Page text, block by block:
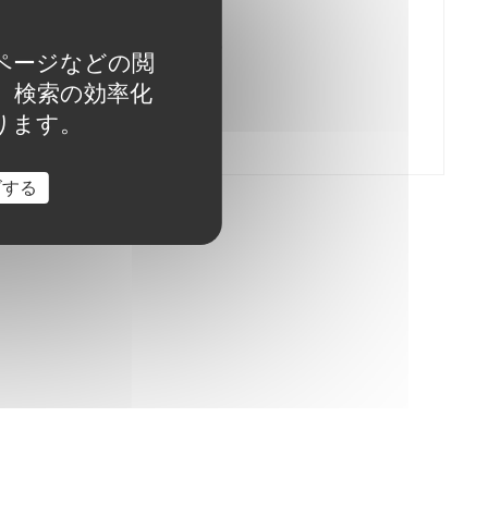
月10日はタネの日です
詳しくみる
ージなどの閲
検索の効率化
す。
る